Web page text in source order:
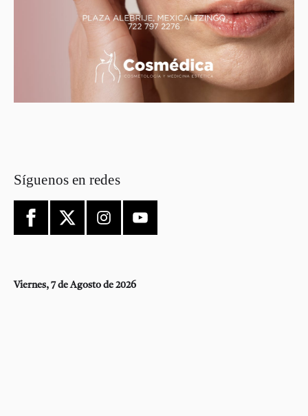
Síguenos en redes
Viernes, 7 de Agosto de 2026